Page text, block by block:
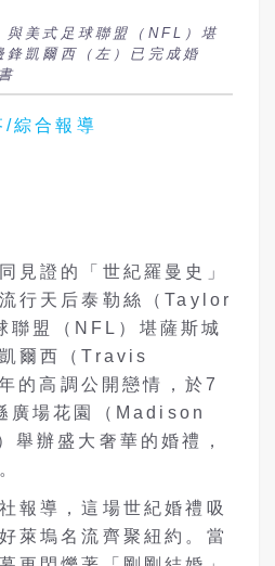
與美式足球聯盟（NFL）堪
鋒凱爾西（左）已完成婚
/綜合報導
見證的「世紀羅曼史」
行天后泰勒絲（Taylor
聯盟（NFL）堪薩斯城
爾西（Travis
的高調公開戀情，於7
廣場花園（Madison
辦盛大奢華的婚禮，
報導，這場世紀婚禮吸
萊塢名流齊聚紐約。當